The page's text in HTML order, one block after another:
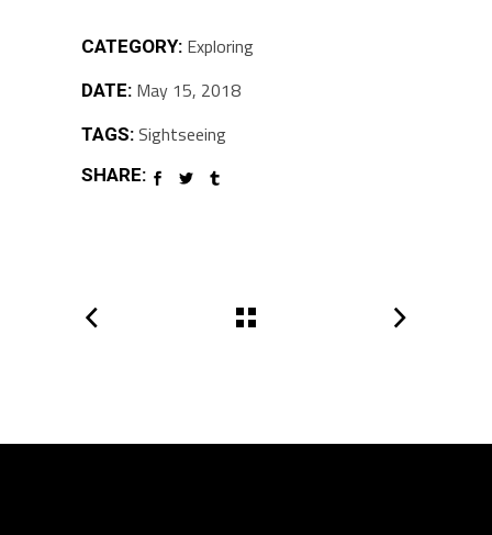
CATEGORY: Exploring
DATE: May 15, 2018
TAGS: Sightseeing
SHARE: